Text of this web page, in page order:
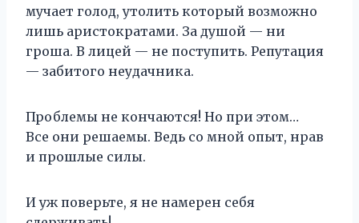
мучает голод, утолить который возможно
лишь аристократами. За душой — ни
гроша. В лицей — не поступить. Репутация
— забитого неудачника.
Проблемы не кончаются! Но при этом…
Все они решаемы. Ведь со мной опыт, нрав
и прошлые силы.
И уж поверьте, я не намерен себя